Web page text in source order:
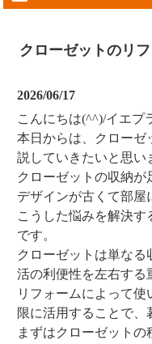
クローゼットのリ
2026/06/17
こんにちは(^^)/イエプ
本日からは、クローゼ
説していきたいと思い
クローゼットの収納が
デザインが古くて部
こうした悩みを解決す
です。
クローゼットは単な
活の利便性を左右する
リフォームによって
限に活用することで、
まずはクローゼットの